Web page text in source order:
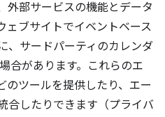
外部サービスの機能とデータ
ェブサイトでイベントベース
、サードパーティのカレンダ
合があります。これらのエ
のツールを提供したり、エー
合したりできます（プライバ